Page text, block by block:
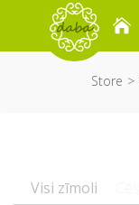
Store
Visi zīmoli